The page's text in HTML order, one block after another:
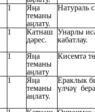
1
Яңа
теманы
аңлату.
Натураль
1
Катнаш
дәрес.
Унарлы
кабатлау.
1
Яңа
теманы
аңлату
Кисемтә
1
Яңа
теманы
аңлату.
Ераклык
үлчәү